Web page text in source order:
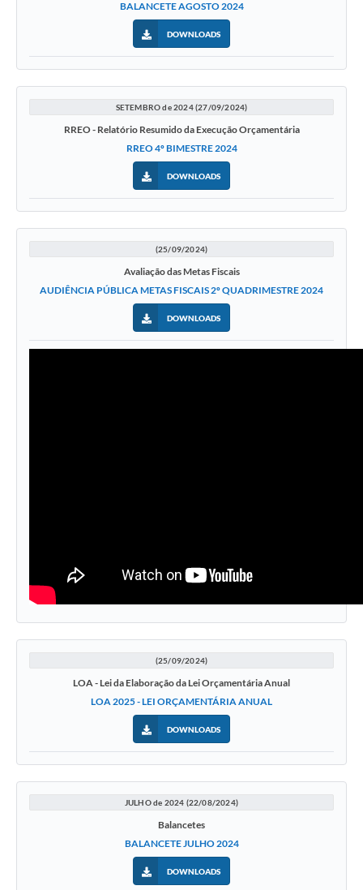
BALANCETE AGOSTO 2024
DOWNLOADS
SETEMBRO de 2024 (27/09/2024)
RREO - Relatório Resumido da Execução Orçamentária
RREO 4º BIMESTRE 2024
DOWNLOADS
(25/09/2024)
Avaliação das Metas Fiscais
AUDIÊNCIA PÚBLICA METAS FISCAIS 2º QUADRIMESTRE 2024
DOWNLOADS
(25/09/2024)
LOA - Lei da Elaboração da Lei Orçamentária Anual
LOA 2025 - LEI ORÇAMENTÁRIA ANUAL
DOWNLOADS
JULHO de 2024 (22/08/2024)
Balancetes
BALANCETE JULHO 2024
DOWNLOADS